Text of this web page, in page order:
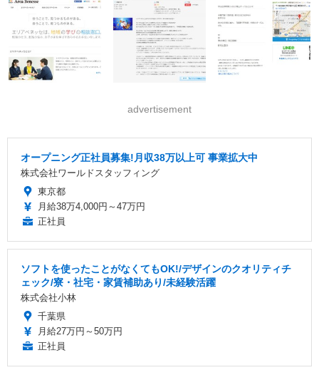
advertisement
オープニング正社員募集!月収38万以上可 事業拡大中
株式会社ワールドスタッフィング
東京都
月給38万4,000円～47万円
正社員
ソフトを使ったことがなくてもOK!/デザインのクオリティチ
ェック/寮・社宅・家賃補助あり/未経験活躍
株式会社小林
千葉県
月給27万円～50万円
正社員